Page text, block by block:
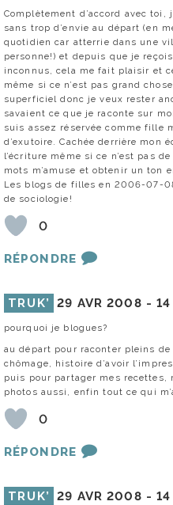
Complètement d’accord avec
sans trop d’envie au départ (en
quotidien car atterrie dans une
personne!) et depuis que je
inconnus, cela me fait plaisir et
même si ce n’est pas grand
superficiel donc je veux rester
savaient ce que je raconte sur
suis assez réservée comme fille
d’exutoire. Cachée derrière mon
l’écriture même si ce n’est pas
mots m’amuse et obtenir un ton
Les blogs de filles en 2006-07-
de sociologie!
0
RÉPONDRE
TRUK’ 29 AVR 2008 -
pourquoi je blogues?
au départ pour raconter pleins
chômage, histoire d’avoir
puis pour partager mes recettes,
photos aussi, enfin tout ce qui
0
RÉPONDRE
TRUK’ 29 AVR 2008 -